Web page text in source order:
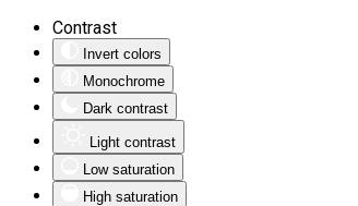
Contrast
Invert colors
Monochrome
Dark contrast
Light contrast
Low saturation
High saturation